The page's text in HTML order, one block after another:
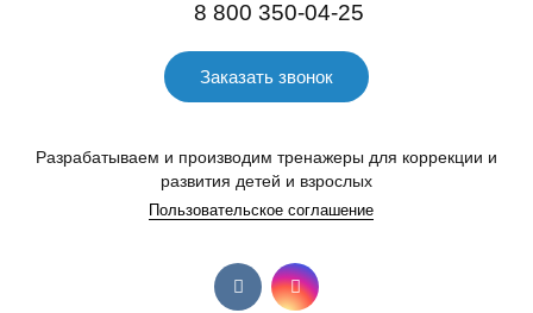
8 800 350-04-25
Заказать звонок
Разрабатываем и производим тренажеры для коррекции и
развития детей и взрослых
Пользовательское соглашение